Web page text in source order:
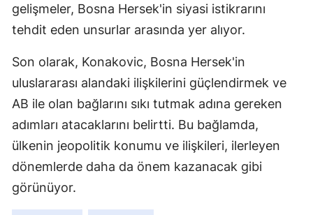
gelişmeler, Bosna Hersek'in siyasi istikrarını
tehdit eden unsurlar arasında yer alıyor.
Son olarak, Konakovic, Bosna Hersek'in
uluslararası alandaki ilişkilerini güçlendirmek ve
AB ile olan bağlarını sıkı tutmak adına gereken
adımları atacaklarını belirtti. Bu bağlamda,
ülkenin jeopolitik konumu ve ilişkileri, ilerleyen
dönemlerde daha da önem kazanacak gibi
görünüyor.